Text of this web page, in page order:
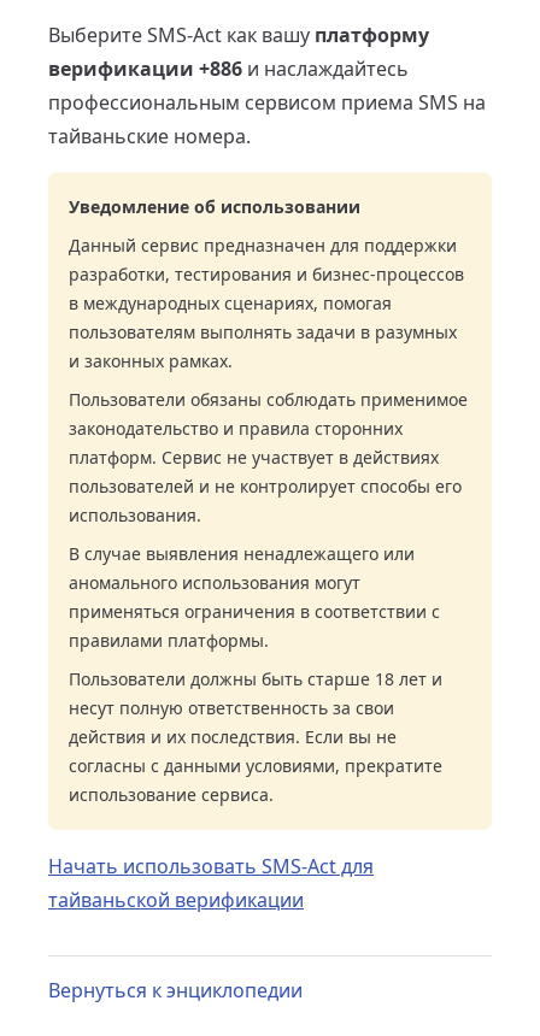
Выберите SMS-Act как вашу платформу
верификации +886 и наслаждайтесь
профессиональным сервисом приема SMS на
тайваньские номера.
Уведомление об использовании
Данный сервис предназначен для поддержки
разработки, тестирования и бизнес-процессов
в международных сценариях, помогая
пользователям выполнять задачи в разумных
и законных рамках.
Пользователи обязаны соблюдать применимое
законодательство и правила сторонних
платформ. Сервис не участвует в действиях
пользователей и не контролирует способы его
использования.
В случае выявления ненадлежащего или
аномального использования могут
применяться ограничения в соответствии с
правилами платформы.
Пользователи должны быть старше 18 лет и
несут полную ответственность за свои
действия и их последствия. Если вы не
согласны с данными условиями, прекратите
использование сервиса.
Начать использовать SMS-Act для
тайваньской верификации
Вернуться к энциклопедии